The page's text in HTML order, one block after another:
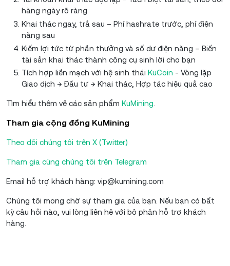
hàng ngày rõ ràng
Khai thác ngay, trả sau – Phí hashrate trước, phí điện
năng sau
Kiếm lợi tức từ phần thưởng và số dư điện năng – Biến
tài sản khai thác thành công cụ sinh lời cho bạn
Tích hợp liền mạch với hệ sinh thái KuCoin - Vòng lặp
Giao dịch → Đầu tư → Khai thác, Hợp tác hiệu quả cao
Tìm hiểu thêm về các sản phẩm KuMining
Tham gia cộng đồng KuMining
Theo dõi chúng tôi trên X (Twitter)
Tham gia cùng chúng tôi trên Telegram
Email hỗ trợ khách hàng: vip@kumining.com
Chúng tôi mong chờ sự tham gia của bạn. Nếu bạn có bất
kỳ câu hỏi nào, vui lòng liên hệ với bộ phận hỗ trợ khách
hàng.